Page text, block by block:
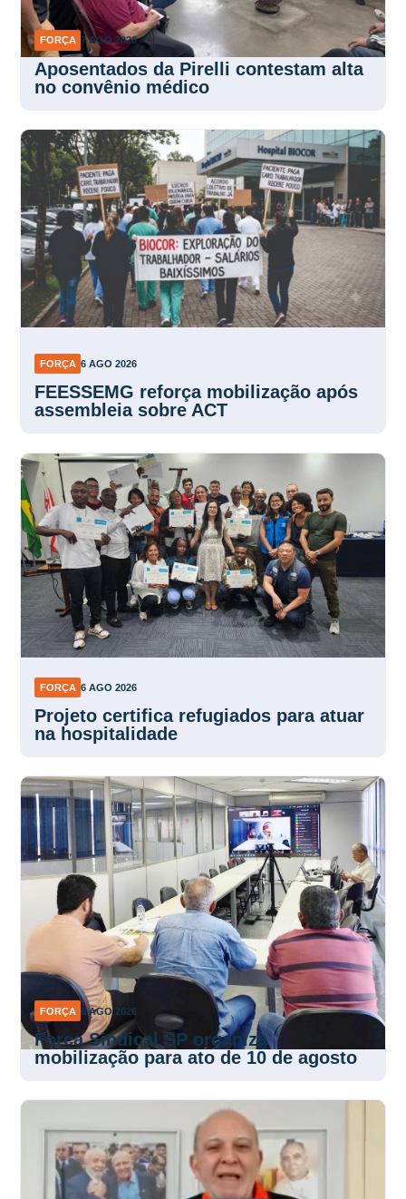
FORÇA 7 AGO 2026
Aposentados da Pirelli contestam alta
no convênio médico
FORÇA 6 AGO 2026
FEESSEMG reforça mobilização após
assembleia sobre ACT
FORÇA 6 AGO 2026
Projeto certifica refugiados para atuar
na hospitalidade
FORÇA 6 AGO 2026
Força Sindical SP organiza
mobilização para ato de 10 de agosto